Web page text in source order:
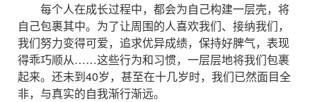
每个人在成长过程中，都会为自己构建一层壳，将
自己包裹其中。为了让周围的人喜欢我们、接纳我们，
我们努力变得可爱，追求优异成绩，保持好脾气，表现
得乖巧顺从……这些行为和习惯，一层层地将我们包裹
起来。还未到40岁，甚至在十几岁时，我们已然面目全
非，与真实的自我渐行渐远。